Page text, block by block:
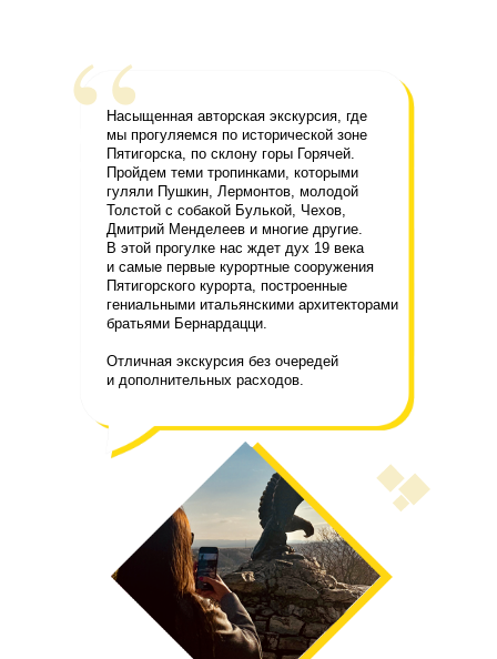
“Насыщенная авторская экскурсия, где
мы прогуляемся по исторической зоне
Пятигорска, по склону горы Горячей.
Пройдем теми тропинками, которыми
гуляли Пушкин, Лермонтов, молодой
Толстой с собакой Булькой, Чехов,
Дмитрий Менделеев и многие другие.
В этой прогулке нас ждет дух 19 века
и самые первые курортные сооружения
Пятигорского курорта, построенные
гениальными итальянскими архитекторами
братьями Бернардацци.
Отличная экскурсия без очередей
и дополнительных расходов.